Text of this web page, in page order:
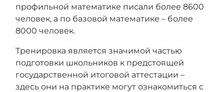
профильной математике писали более 8600
человек, а по базовой математике – более
8000 человек.
Тренировка является значимой частью
подготовки школьников к предстоящей
государственной итоговой аттестации –
здесь они на практике могут ознакомиться с